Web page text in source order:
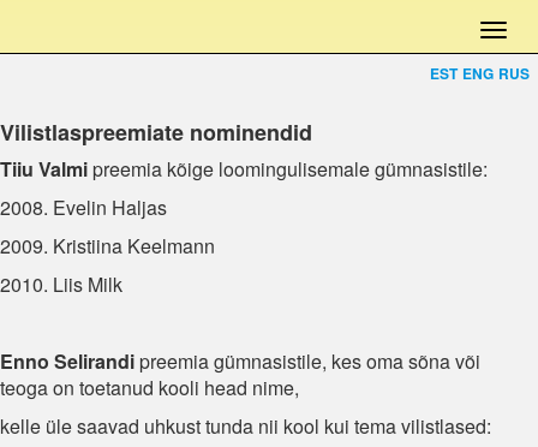
EST ENG RUS
Vilistlaspreemiate nominendid
Tiiu Valmipreemia kõige loomingulisemale gümnasistile:
2008. Evelin Haljas
2009. Kristiina Keelmann
2010. Liis Milk
Enno Selirandipreemia gümnasistile, kes oma sõna või
teoga on toetanud kooli head nime,
kelle üle saavad uhkust tunda nii kool kui tema vilistlased: